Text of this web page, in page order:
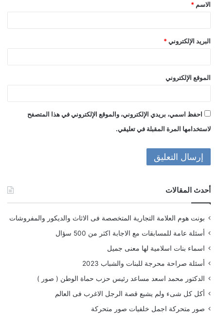
*
الاسم *
البريد الإلكتروني *
الموقع الإلكتروني
احفظ اسمي، بريدي الإلكتروني، والموقع الإلكتروني في هذا المتصفح
لاستخدامها المرة المقبلة في تعليقي.
أحدث المقالات
بونت هوم العلامة التجارية المتخصصة فى الاثاث والديكور والمفروشات
أسئلة عامة للمسابقات مع الاجابة اكثر من 500 سؤال
اسماء بنات اسلامية لها معنى جميل
أسئلة صراحة محرجة للبنات والشباب 2023
الدكتور محمد اسعد مساعد رئيس حزب حماة الوطن ( صور )
أكل كل شىء ولم يشبع قصة الرجل الاغرب فى العالم
صور متحركة اجمل خلفيات صور متحركة